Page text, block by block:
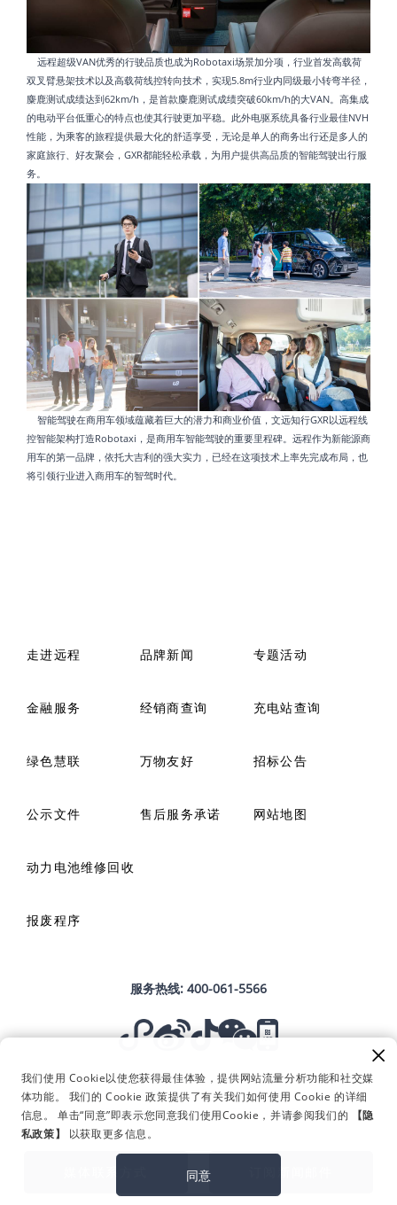
远程超级VAN优秀的行驶品质也成为Robotaxi场景加分项，行业首发高载荷
双叉臂悬架技术以及高载荷线控转向技术，实现5.8m行业内同级最小转弯半径，
麋鹿测试成绩达到62km/h，是首款麋鹿测试成绩突破60km/h的大VAN。高集成
的电动平台低重心的特点也使其行驶更加平稳。此外电驱系统具备行业最佳NVH
性能，为乘客的旅程提供最大化的舒适享受，无论是单人的商务出行还是多人的
家庭旅行、好友聚会，GXR都能轻松承载，为用户提供高品质的智能驾驶出行服
务。
智能驾驶在商用车领域蕴藏着巨大的潜力和商业价值，文远知行GXR以远程线
控智能架构打造Robotaxi，是商用车智能驾驶的重要里程碑。远程作为新能源商
用车的第一品牌，依托大吉利的强大实力，已经在这项技术上率先完成布局，也
将引领行业进入商用车的智驾时代。
走进远程 品牌新闻 专题活动
金融服务 经销商查询 充电站查询
绿色慧联 万物友好 招标公告
公示文件 售后服务承诺 网站地图
动力电池维修回收
报废程序
服务热线: 400-061-5566
Copyright © 2023 浙江远程新能源商用车集团有限公司 版权所有
浙ICP备19039342号-1浙公网安备 33010802012674号
隐私条款
我们使用 Cookie以使您获得最佳体验，提供网站流量分析功能和社交媒
体功能。 我们的 Cookie 政策提供了有关我们如何使用 Cookie 的详细
信息。 单击“同意”即表示您同意我们使用Cookie，并请参阅我们的
【隐
私政策】
以获取更多信息。
同意